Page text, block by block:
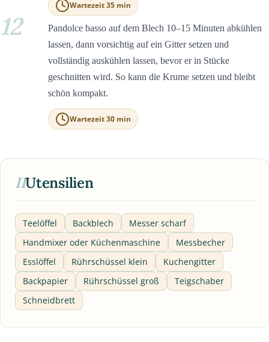
Wartezeit 35 min
12
Pandolce basso auf dem Blech 10–15 Minuten abkühlen
lassen, dann vorsichtig auf ein Gitter setzen und
vollständig auskühlen lassen, bevor er in Stücke
geschnitten wird. So kann die Krume setzen und bleibt
schön kompakt.
Wartezeit 30 min
IIUtensilien
Teelöffel Backblech
Messer scharf
Handmixer oder Küchenmaschine
Messbecher
Esslöffel
Rührschüssel klein
Kuchengitter
Backpapier
Rührschüssel groß
Teigschaber
Schneidbrett